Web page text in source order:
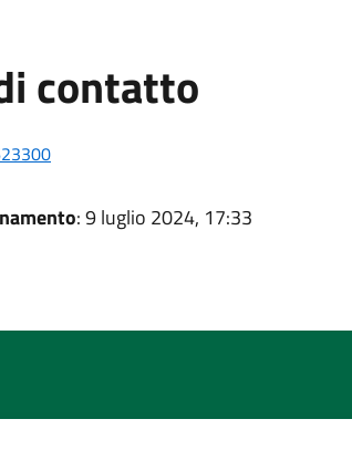
contatto
: 9 luglio 2024, 17:33